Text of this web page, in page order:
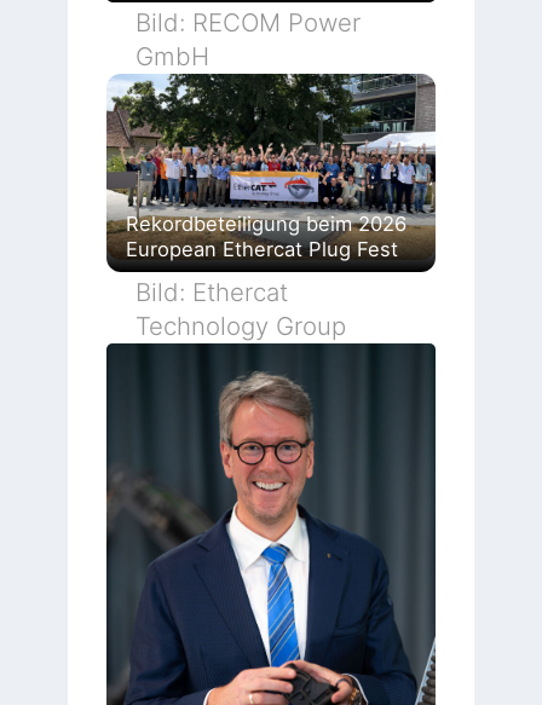
Bild: RECOM Power
GmbH
Rekordbeteiligung beim 2026
European Ethercat Plug Fest
Bild: Ethercat
Technology Group